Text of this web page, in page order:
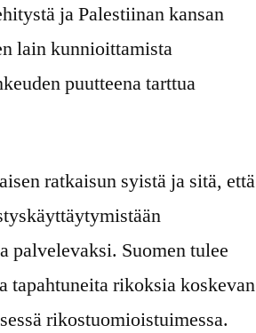
ja Palestiinan kansan
lain kunnioittamista
puutteena tarttua
ratkaisun syistä ja sitä, että
palvelevaksi. Suomen tulee
rikoksia koskevan
rikostuomioistuimessa.